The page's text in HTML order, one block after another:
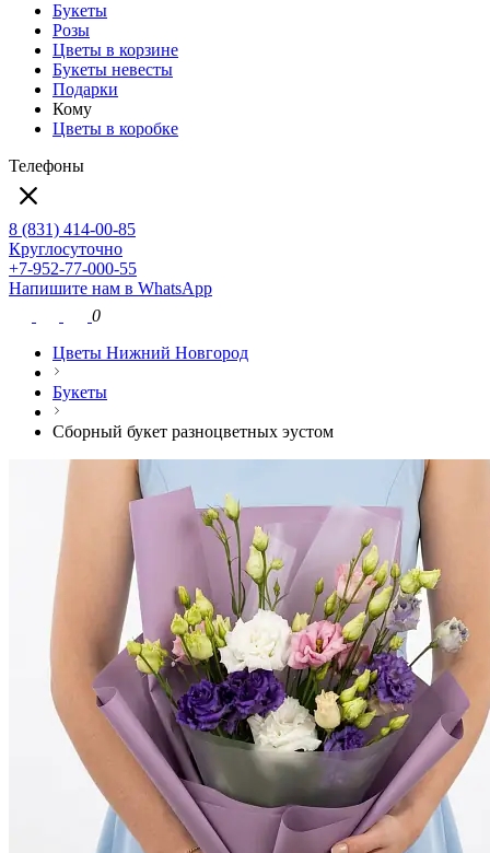
Букеты
Розы
Цветы в корзине
Букеты невесты
Подарки
Кому
Цветы в коробке
Телефоны
8 (831) 414-00-85
Круглосуточно
+7-952-77-000-55
Напишите нам в WhatsApp
0
Цветы Нижний Новгород
Букеты
Сборный букет разноцветных эустом